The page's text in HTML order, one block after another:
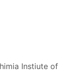
Instiute of